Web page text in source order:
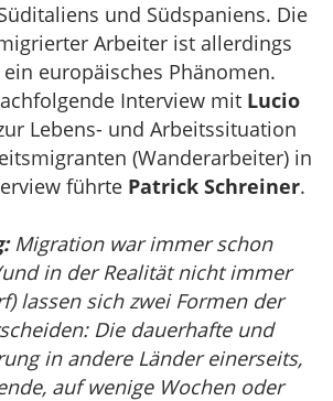
und Südspaniens. Die
Arbeiter ist allerdings
europäisches Phänomen.
Interview mit Lucio
Lebens- und Arbeitssituation
(Wanderarbeiter) in
führte Patrick Schreiner.
Migration war immer schon
in der Realität nicht immer
lassen sich zwei Formen der
Die dauerhafte und
in andere Länder einerseits,
auf wenige Wochen oder